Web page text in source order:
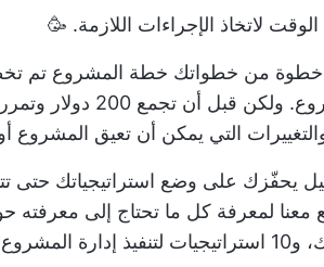
لاتخاذ الإجراءات اللازمة. 🥳
خطوة من خطواتك خطة المشروع تم
تنفيذ المشروع.
والتغييرات التي يمكن أن تعيق
يحفّزك على وضع استراتيجياتك
معنا لمعرفة كل ما تحتاج إلى معرفته
تعيق تقدمك، و10 استراتيجيات لتنفيذ